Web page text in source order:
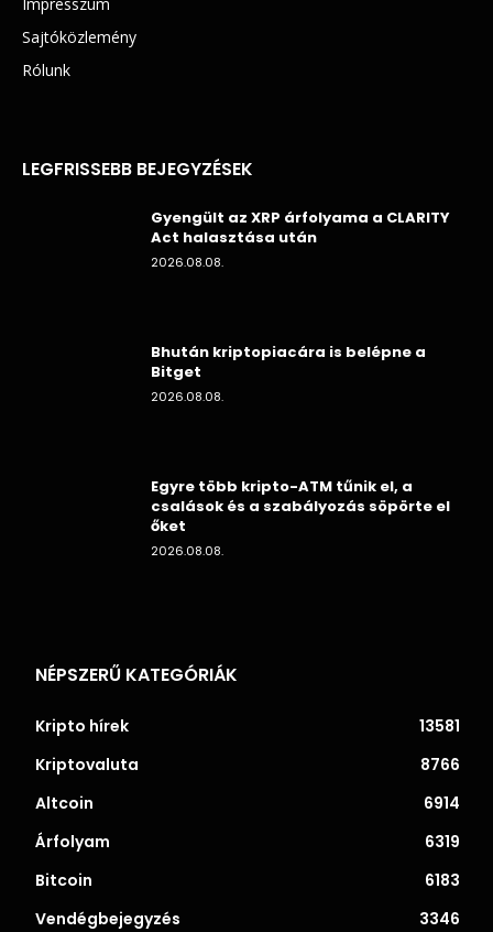
Sajtóközlemény
Rólunk
LEGFRISSEBB BEJEGYZÉSEK
Gyengült az XRP árfolyama a CLARITY
Act halasztása után
2026.08.08.
Bhután kriptopiacára is belépne a
Bitget
2026.08.08.
Egyre több kripto-ATM tűnik el, a
csalások és a szabályozás söpörte el
őket
2026.08.08.
NÉPSZERŰ KATEGÓRIÁK
Kripto hírek
13581
Kriptovaluta
8766
Altcoin
6914
Árfolyam
6319
Bitcoin
6183
Vendégbejegyzés
3346